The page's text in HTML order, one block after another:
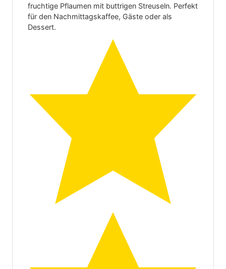
fruchtige Pflaumen mit buttrigen Streuseln. Perfekt
für den Nachmittagskaffee, Gäste oder als
Dessert.